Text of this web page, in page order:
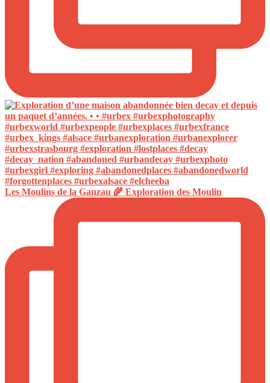
Les Moulins de la Ganzau 🌾 Exploration des Moulin